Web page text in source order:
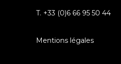
T. +33 (0)6 66 95 50 44
Mentions légales